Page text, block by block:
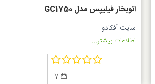
اتوبخار فیلیپس مدل GC1750
سایت آفکادو
اطلاعات بیشتر...